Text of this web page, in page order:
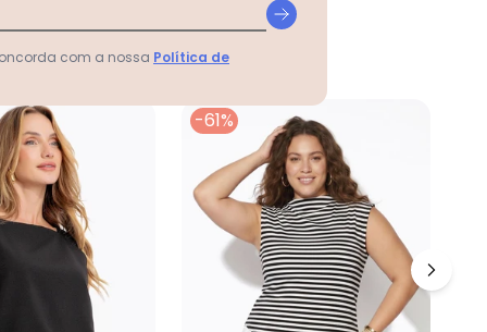
-61%
com a nossa Política de